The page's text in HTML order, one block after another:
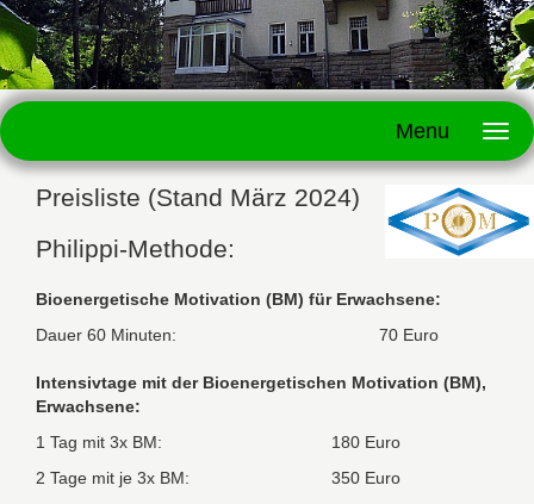
Menu
Preisliste (Stand März 2024)
Philippi-Methode:
Bioenergetische Motivation (BM) für Erwachsene:
Dauer 60 Minuten:
70 Euro
Intensivtage mit der Bioenergetischen Motivation (BM),
Erwachsene:
1 Tag mit 3x BM:
180 Euro
2 Tage mit je 3x BM:
350 Euro